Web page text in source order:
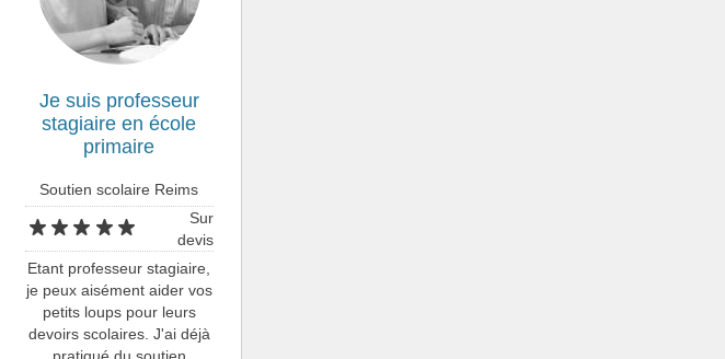
Je suis professeur
stagiaire en école
primaire
Soutien scolaire Reims
Sur
devis
Etant professeur stagiaire,
je peux aisément aider vos
petits loups pour leurs
devoirs scolaires. J'ai déjà
pratiqué du soutien